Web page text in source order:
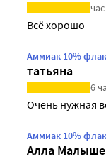
Всё хорошо
Аммиак 10%
татьяна
6
Очень нужная
Аммиак 10%
Алла